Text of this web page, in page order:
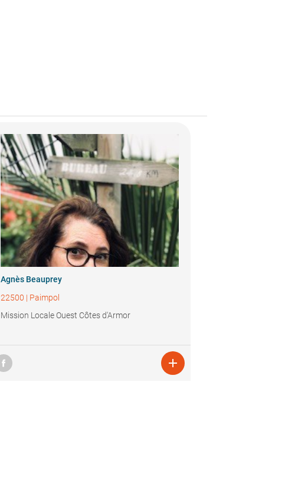
Agnès Beauprey
22500 | Paimpol
Mission Locale Ouest Côtes d'Armor
